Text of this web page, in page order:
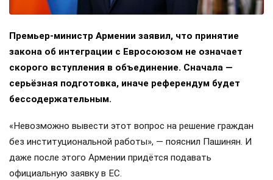
Премьер-министр Армении заявил, что принятие
закона об интеграции с Евросоюзом не означает
скорого вступления в объединение. Сначала —
серьёзная подготовка, иначе референдум будет
бессодержательным.
«Невозможно вывести этот вопрос на решение граждан
без институциональной работы», — пояснил Пашинян. И
даже после этого Армении придётся подавать
официальную заявку в ЕС.